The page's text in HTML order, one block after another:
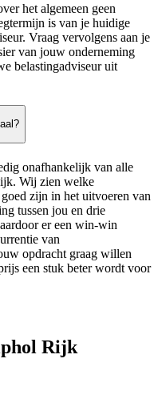
het algemeen geen
is van je huidige
Vraag vervolgens aan je
van jouw onderneming
belastingadviseur uit
onafhankelijk van alle
Wij zien welke
zijn in het uitvoeren van
tussen jou en drie
er een win-win
van
opdracht graag willen
een stuk beter wordt voor
Rijk